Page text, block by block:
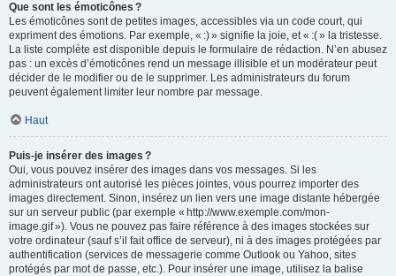
Que sont les émoticônes ?
Les émoticônes sont de petites images, accessibles via un code court, qui
expriment des émotions. Par exemple, « :) » signifie la joie, et « :( » la tristesse.
La liste complète est disponible depuis le formulaire de rédaction. N’en abusez
pas : un excès d’émoticônes rend un message illisible et un modérateur peut
décider de le modifier ou de le supprimer. Les administrateurs du forum
peuvent également limiter leur nombre par message.
Haut
Puis-je insérer des images ?
Oui, vous pouvez insérer des images dans vos messages. Si les
administrateurs ont autorisé les pièces jointes, vous pourrez importer des
images directement. Sinon, insérez un lien vers une image distante hébergée
sur un serveur public (par exemple « http://www.exemple.com/mon-
image.gif »). Vous ne pouvez pas faire référence à des images stockées sur
votre ordinateur (sauf s’il fait office de serveur), ni à des images protégées par
authentification (services de messagerie comme Outlook ou Yahoo, sites
protégés par mot de passe, etc.). Pour insérer une image, utilisez la balise